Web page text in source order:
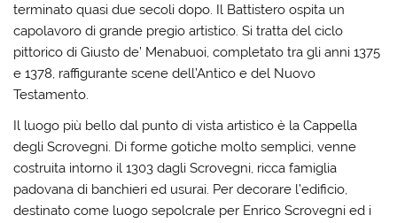
terminato quasi due secoli dopo. Il Battistero ospita un
capolavoro di grande pregio artistico. Si tratta del ciclo
pittorico di Giusto de’ Menabuoi, completato tra gli anni 1375
e 1378, raffigurante scene dell’Antico e del Nuovo
Testamento.
Il luogo più bello dal punto di vista artistico è la Cappella
degli Scrovegni. Di forme gotiche molto semplici, venne
costruita intorno il 1303 dagli Scrovegni, ricca famiglia
padovana di banchieri ed usurai. Per decorare l’edificio,
destinato come luogo sepolcrale per Enrico Scrovegni ed i